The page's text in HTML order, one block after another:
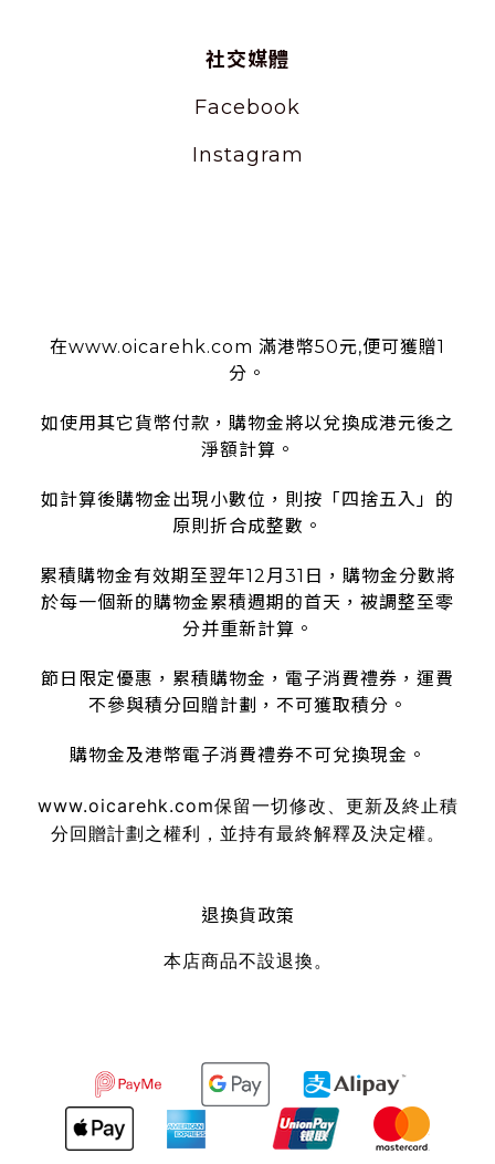
社交媒體
Facebook
Instagram
在www.oicarehk.com 滿港幣50元,便可獲贈1
分。
如使用其它貨幣付款，購物金將以兌換成港元後之
淨額計算。
如計算後購物金出現小數位，則按「四捨五入」的
原則折合成整數。
累積購物金有效期至翌年12月31日，購物金分數將
於每一個新的購物金累積週期的首天，被調整至零
分并重新計算。
節日限定優惠，累積購物金，電子消費禮券，運費
不參與積分回贈計劃，不可獲取積分。
購物金及港幣電子消費禮券不可兌換現金。
www.oicarehk.com保留一切修改、更新及終止積
分回贈計劃之權利，並持有最終解釋及決定權。
退換貨政策
本店商品不設退換。